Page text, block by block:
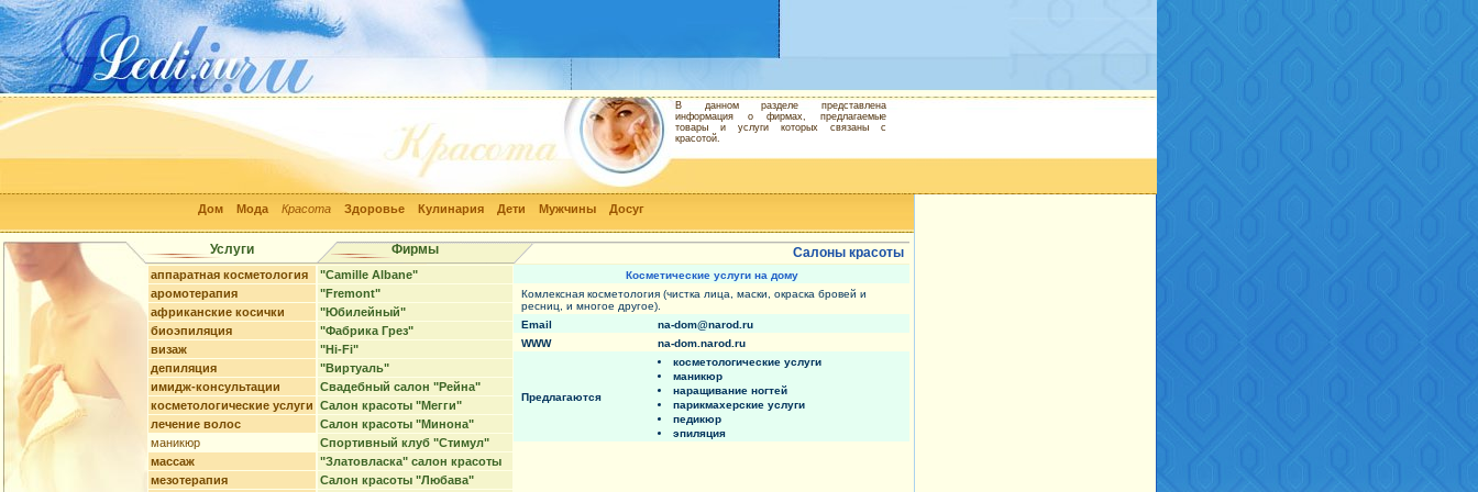
Дом Мода Красота Здоровье Кулинария Дети Мужчины Досуг
В данном разделе представлена
информация о фирмах, предлагаемые
товары и услуги которых связаны с
красотой.
Услуги Фирмы Салоны красоты
аппаратная косметология
аромотерапия
африканские косички
биоэпиляция
визаж
депиляция
имидж-консультации
косметологические услуги
лечение волос
маникюр
массаж
мезотерапия
"Camille Albane"
"Fremont"
"Юбилейный"
"Фабрика Грез"
"Hi-Fi"
"Виртуаль"
Свадебный салон "Рейна"
Салон красоты "Мегги"
Салон красоты "Минона"
Спортивный клуб "Стимул"
"Златовласка" салон красоты
Салон красоты "Любава"
Косметические услуги на дому
Комлексная косметология (чистка лица, маски, окраска бровей и
ресниц, и многое другое).
Email
na-dom@narod.ru
WWW
na-dom.narod.ru
Предлагаются
косметологические услуги
маникюр
наращивание ногтей
парикмахерские услуги
педикюр
эпиляция